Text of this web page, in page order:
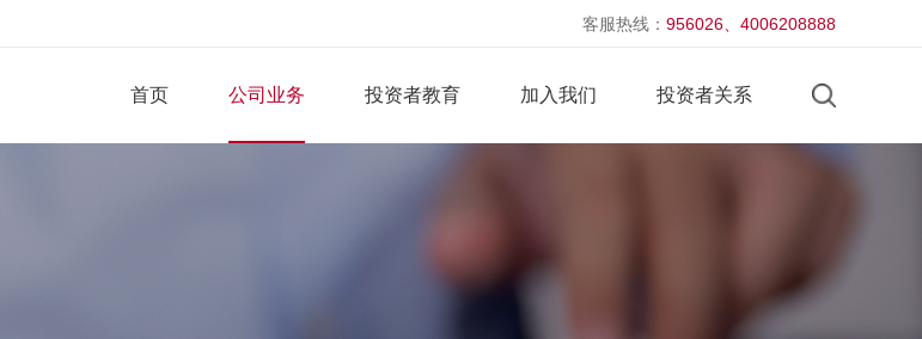
客服热线： 956026、4006208888
首页 公司业务 投资者教育 加入我们 投资者关系